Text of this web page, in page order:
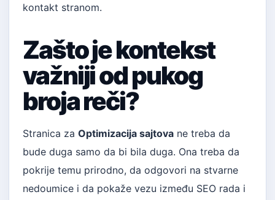
kontakt stranom.
Zašto je kontekst
važniji od pukog
broja reči?
Stranica za Optimizacija sajtova ne treba da
bude duga samo da bi bila duga. Ona treba da
pokrije temu prirodno, da odgovori na stvarne
nedoumice i da pokaže vezu između SEO rada i